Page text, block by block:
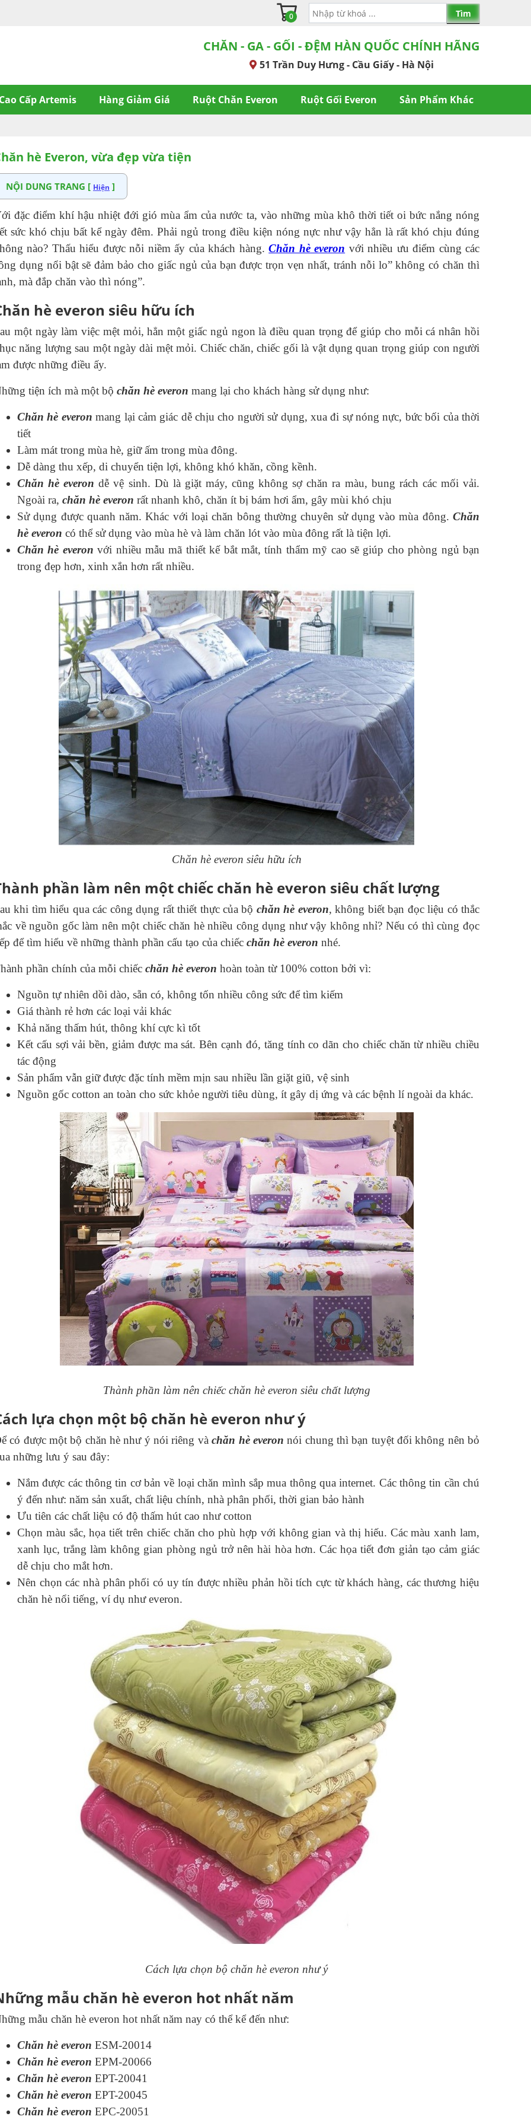
0
CHĂN - GA - GỐI - ĐỆM HÀN QUỐC CHÍNH HÃNG
51 Trần Duy Hưng - Cầu Giấy - Hà Nội
Cấp Artemis Hàng Giảm Giá Ruột Chăn Everon Ruột Gối Everon Sản Phẩm Khác
hè Everon, vừa đẹp vừa tiện
NỘI DUNG TRANG [ Hiện ]
đặc điểm khí hậu nhiệt đới gió mùa ẩm của nước ta, vào những mùa khô thời tiết oi bức nắng nóng
sức khó chịu bất kể ngày đêm. Phải ngủ trong điều kiện nóng nực như vậy hẳn là rất khó chịu đúng
nào? Thấu hiểu được nỗi niềm ấy của khách hàng.Chăn hè everon với nhiều ưu điểm cùng các
dụng nổi bật sẽ đảm bảo cho giấc ngủ của bạn được trọn vẹn nhất, tránh nỗi lo” không có chăn thì
mà đắp chăn vào thì nóng”.
hè everon siêu hữu ích
một ngày làm việc mệt mỏi, hẳn một giấc ngủ ngon là điều quan trọng để giúp cho mỗi cá nhân hồi
năng lượng sau một ngày dài mệt mỏi. Chiếc chăn, chiếc gối là vật dụng quan trọng giúp con người
được những điều ấy.
tiện ích mà một bộ chăn hè everon mang lại cho khách hàng sử dụng như:
Chăn hè everon mang lại cảm giác dễ chịu cho người sử dụng, xua đi sự nóng nực, bức bối của thời
tiết
Làm mát trong mùa hè, giữ ấm trong mùa đông.
Dễ dàng thu xếp, di chuyển tiện lợi, không khó khăn, cồng kềnh.
Chăn hè everondễ vệ sinh. Dù là giặt máy, cũng không sợ chăn ra màu, bung rách các mối vải.
Ngoài ra, chăn hè everon rất nhanh khô, chăn ít bị bám hơi ẩm, gây mùi khó chịu
Sử dụng được quanh năm. Khác với loại chăn bông thường chuyên sử dụng vào mùa đông. Chăn
hè everon có thể sử dụng vào mùa hè và làm chăn lót vào mùa đông rất là tiện lợi.
Chăn hè everon với nhiều mẫu mã thiết kế bắt mắt, tính thẩm mỹ cao sẽ giúp cho phòng ngủ bạn
trong đẹp hơn, xinh xắn hơn rất nhiều.
Chăn hè everon siêu hữu ích
phần làm nên một chiếc chăn hè everon siêu chất lượng
khi tìm hiểu qua các công dụng rất thiết thực của bộ chăn hè everon, không biết bạn đọc liệu có thắc
về nguồn gốc làm nên một chiếc chăn hè nhiều công dụng như vậy không nhỉ? Nếu có thì cùng đọc
để tìm hiểu về những thành phần cấu tạo của chiếc chăn hè everon nhé.
phần chính của mỗi chiếc chăn hè everon hoàn toàn từ 100% cotton bởi vì:
Nguồn tự nhiên dồi dào, sẵn có, không tốn nhiều công sức để tìm kiếm
Giá thành rẻ hơn các loại vải khác
Khả năng thấm hút, thông khí cực kì tốt
Kết cấu sợi vải bền, giảm được ma sát. Bên cạnh đó, tăng tính co dãn cho chiếc chăn từ nhiều chiều
tác động
Sản phẩm vẫn giữ được đặc tính mềm mịn sau nhiều lần giặt giũ, vệ sinh
Nguồn gốc cotton an toàn cho sức khỏe người tiêu dùng, ít gây dị ứng và các bệnh lí ngoài da khác.
Thành phần làm nên chiếc chăn hè everon siêu chất lượng
lựa chọn một bộ chăn hè everon như ý
có được một bộ chăn hè như ý nói riêng vàchăn hè everon nói chung thì bạn tuyệt đối không nên bỏ
những lưu ý sau đây:
Nắm được các thông tin cơ bản về loại chăn mình sắp mua thông qua internet. Các thông tin cần chú
ý đến như: năm sản xuất, chất liệu chính, nhà phân phối, thời gian bảo hành
Ưu tiên các chất liệu có độ thấm hút cao như cotton
Chọn màu sắc, họa tiết trên chiếc chăn cho phù hợp với không gian và thị hiếu. Các màu xanh lam,
xanh lục, trắng làm không gian phòng ngủ trở nên hài hòa hơn. Các họa tiết đơn giản tạo cảm giác
dễ chịu cho mắt hơn.
Nên chọn các nhà phân phối có uy tín được nhiều phản hồi tích cực từ khách hàng, các thương hiệu
chăn hè nổi tiếng, ví dụ như everon.
Cách lựa chọn bộ chăn hè everon như ý
mẫu chăn hè everon hot nhất năm
mẫu chăn hè everon hot nhất năm nay có thể kể đến như:
Chăn hè everon ESM-20014
Chăn hè everon EPM-20066
Chăn hè everon EPT-20041
Chăn hè everon EPT-20045
Chăn hè everon EPC-20051